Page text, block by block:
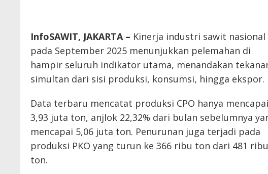
InfoSAWIT, JAKARTA – Kinerja industri sawit nasional
pada September 2025 menunjukkan pelemahan di
hampir seluruh indikator utama, menandakan
simultan dari sisi produksi, konsumsi, hingga ekspor.
Data terbaru mencatat produksi CPO hanya mencapai
3,93 juta ton, anjlok 22,32% dari bulan sebelumnya
mencapai 5,06 juta ton. Penurunan juga terjadi pada
produksi PKO yang turun ke 366 ribu ton dari 481 ribu
ton.